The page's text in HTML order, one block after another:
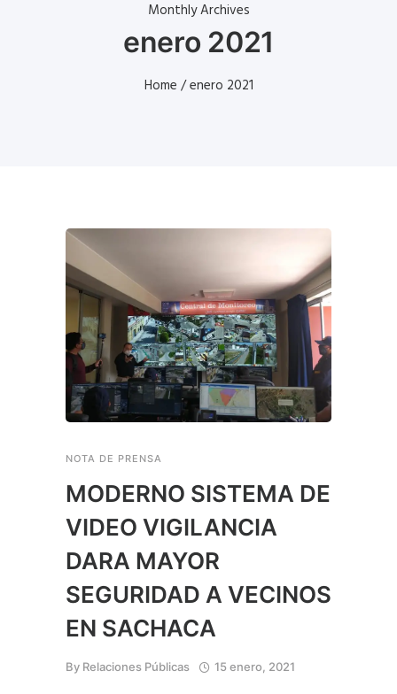
Monthly Archives
enero 2021
Home / enero 2021
NOTA DE PRENSA
MODERNO SISTEMA DE
VIDEO VIGILANCIA
DARA MAYOR
SEGURIDAD A VECINOS
EN SACHACA
By Relaciones Públicas 15 enero, 2021